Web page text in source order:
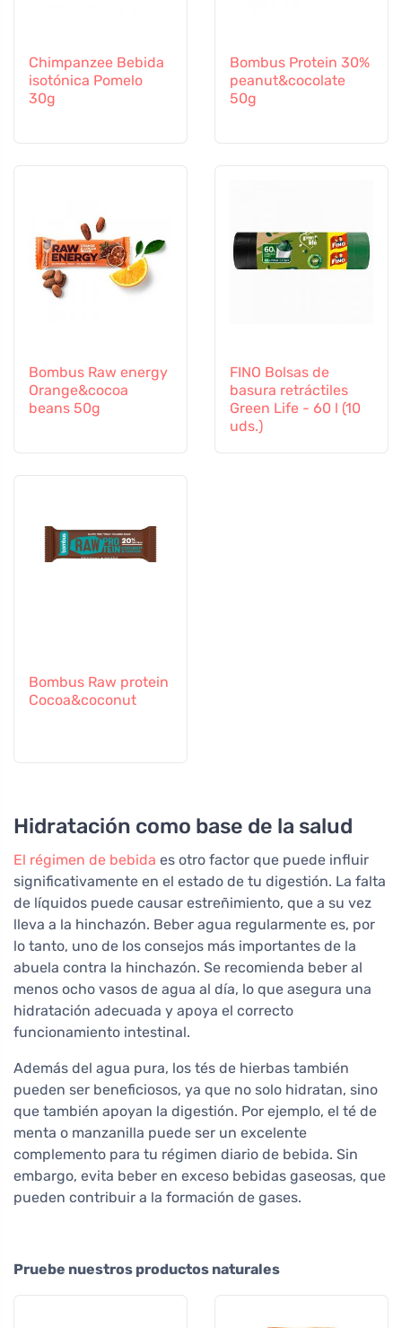
Chimpanzee Bebida
isotónica Pomelo
30g
Bombus Protein 30%
peanut&cocolate
50g
Bombus Raw energy
Orange&cocoa
beans 50g
FINO Bolsas de
basura retráctiles
Green Life - 60 l (10
uds.)
Bombus Raw protein
Cocoa&coconut
Hidratación como base de la salud
El régimen de bebida es otro factor que puede influir
significativamente en el estado de tu digestión. La falta
de líquidos puede causar estreñimiento, que a su vez
lleva a la hinchazón. Beber agua regularmente es, por
lo tanto, uno de los consejos más importantes de la
abuela contra la hinchazón. Se recomienda beber al
menos ocho vasos de agua al día, lo que asegura una
hidratación adecuada y apoya el correcto
funcionamiento intestinal.
Además del agua pura, los tés de hierbas también
pueden ser beneficiosos, ya que no solo hidratan, sino
que también apoyan la digestión. Por ejemplo, el té de
menta o manzanilla puede ser un excelente
complemento para tu régimen diario de bebida. Sin
embargo, evita beber en exceso bebidas gaseosas, que
pueden contribuir a la formación de gases.
Pruebe nuestros productos naturales